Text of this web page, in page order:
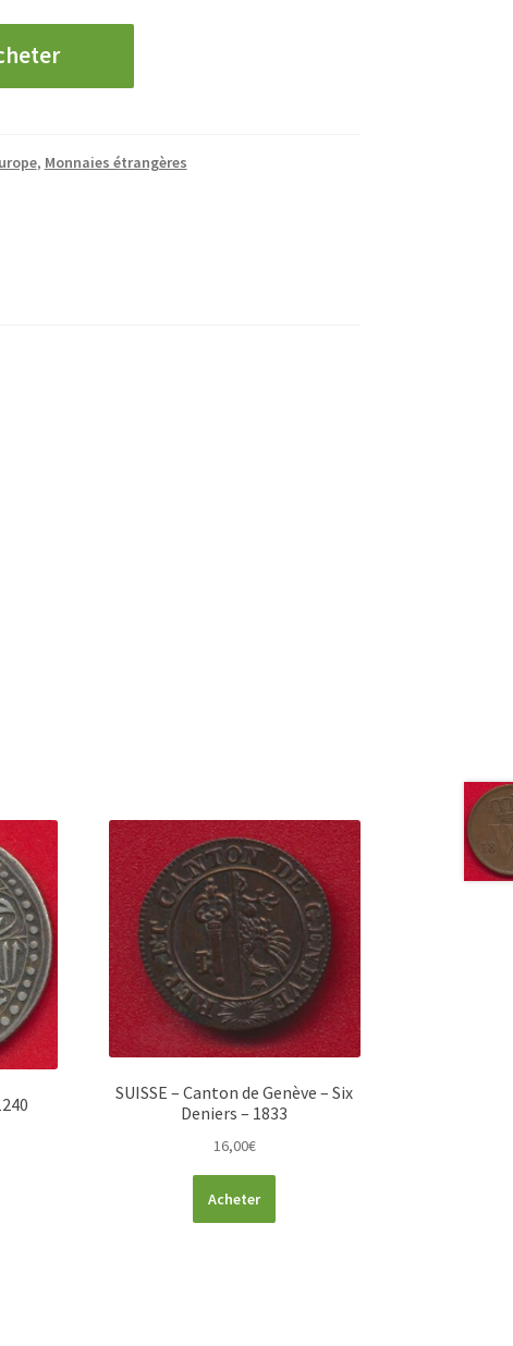
, Monnaies étrangères
SUISSE – Canton de Genève – Six
Deniers – 1833
16,00€
Acheter